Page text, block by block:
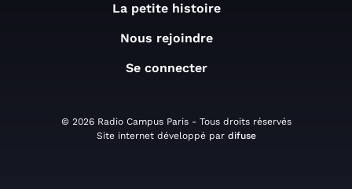
La petite histoire
Nous rejoindre
Se connecter
© 2026 Radio Campus Paris - Tous droits réservés
Site internet développé par difuse